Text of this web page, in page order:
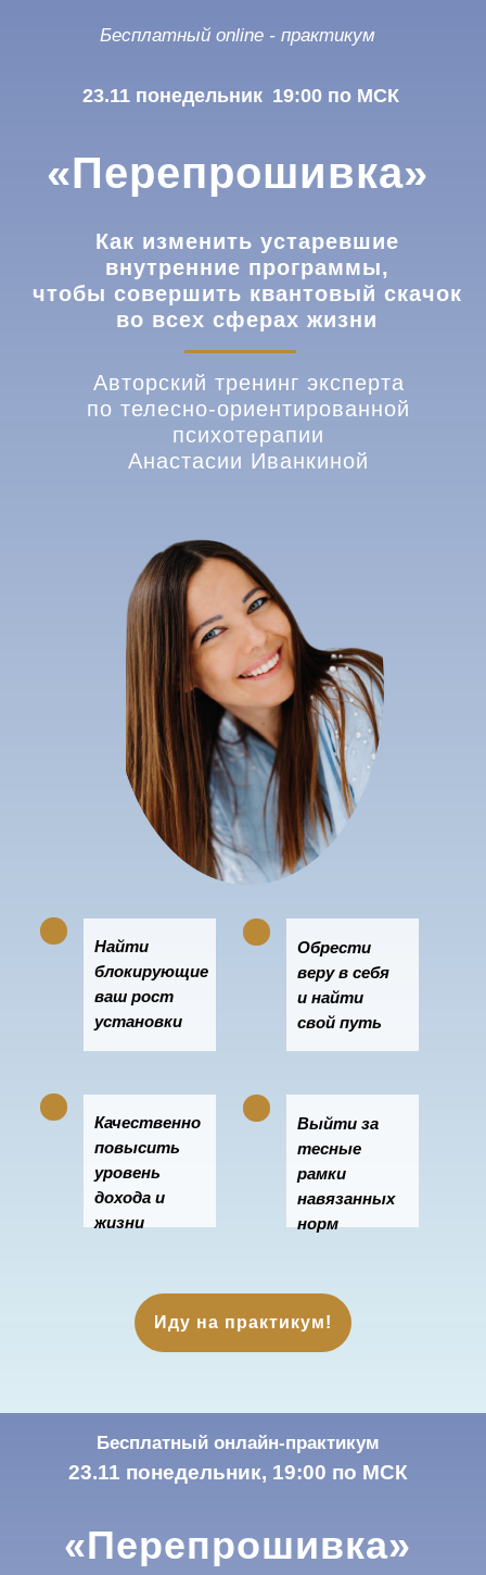
«Перепрошивка»
Бесплатный online - практикум
Как изменить устаревшие
внутренние программы,
чтобы совершить квантовый скачок
во всех сферах жизни
Иду на практикум!
23.11 понедельник 19:00 по МСК
Авторский тренинг эксперта
по телесно-ориентированной
психотерапии
Анастасии Иванкиной
Найти
блокирующие
ваш рост
установки
Обрести
веру в себя
и найти
свой путь
Качественно
повысить
уровень
дохода и
жизни
Выйти за
тесные
рамки
навязанных
норм
«Перепрошивка»
23.11 понедельник, 19:00 по МСК
Бесплатный онлайн-практикум